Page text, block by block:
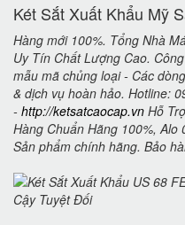
Két Sắt Xuất Khẩu Mỹ
Hàng mới 100%. Tổng Nhà
Uy Tín Chất Lượng Cao.
mẫu mã chủng loại - Các
& dịch vụ hoàn hảo. Hotline:
- http://ketsatcaocap.vn Hỗ
Hàng Chuẩn Hãng 100%, Alo
Sản phẩm chính hãng. Bảo